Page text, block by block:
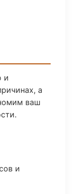
и
а
ваш
и